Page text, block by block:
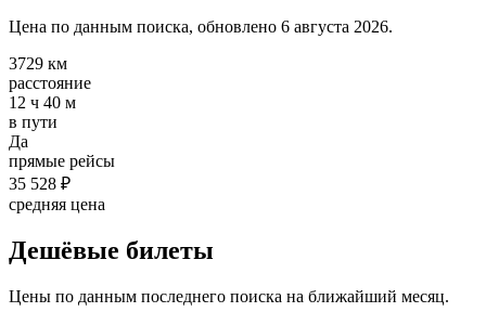
Цена по данным поиска, обновлено 6 августа 2026.
3729 км
расстояние
12 ч 40 м
в пути
Да
прямые рейсы
35 528 ₽
средняя цена
Дешёвые билеты
Цены по данным последнего поиска на ближайший месяц.